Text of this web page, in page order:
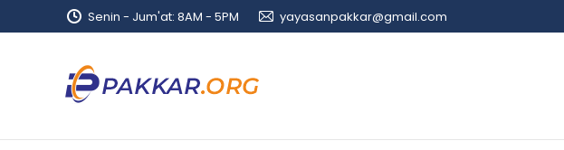
Senin - Jum'at: 8AM - 5PM yayasanpakkar@gmail.com
HOME GENERAL BUSINESS BERITA ONLINE